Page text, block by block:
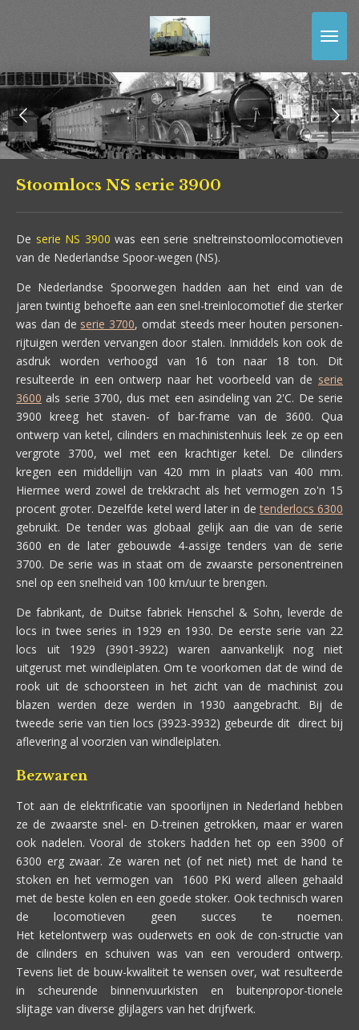
de
hoofdinhoud
Stoomlocs NS serie 3900
De serie NS 3900 was een serie sneltreinstoomlocomotieven
van de Nederlandse Spoor-wegen (NS).
De Nederlandse Spoorwegen hadden aan het eind van de
jaren twintig behoefte aan een snel-treinlocomotief die sterker
was dan de serie 3700, omdat steeds meer houten personen-
rijtuigen werden vervangen door stalen. Inmiddels kon ook de
asdruk worden verhoogd van 16 ton naar 18 ton. Dit
resulteerde in een ontwerp naar het voorbeeld van de serie
3600 als serie 3700, dus met een asindeling van 2'C. De serie
3900 kreeg het staven- of bar-frame van de 3600. Qua
ontwerp van ketel, cilinders en machinistenhuis leek ze op een
vergrote 3700, wel met een krachtiger ketel. De cilinders
kregen een middellijn van 420 mm in plaats van 400 mm.
Hiermee werd zowel de trekkracht als het vermogen zo'n 15
procent groter. Dezelfde ketel werd later in detenderlocs 6300
gebruikt. De tender was globaal gelijk aan die van de serie
3600 en de later gebouwde 4-assige tenders van de serie
3700. De serie was in staat om de zwaarste personentreinen
snel op een snelheid van 100 km/uur te brengen.
De fabrikant, de Duitse fabriek Henschel & Sohn, leverde de
locs in twee series in 1929 en 1930. De eerste serie van 22
locs uit 1929 (3901-3922) waren aanvankelijk nog niet
uitgerust met windleiplaten. Om te voorkomen dat de wind de
rook uit de schoorsteen in het zicht van de machinist zou
blazen werden deze werden in 1930 aangebracht. Bij de
tweede serie van tien locs (3923-3932) gebeurde dit direct bij
aflevering al voorzien van windleiplaten.
Bezwaren
Tot aan de elektrificatie van spoorlijnen in Nederland hebben
ze de zwaarste snel- en D-treinen getrokken, maar er waren
ook nadelen. Vooral de stokers hadden het op een 3900 of
6300 erg zwaar. Ze waren net (of net niet) met de hand te
stoken en het vermogen van 1600 PKi werd alleen gehaald
met de beste kolen en een goede stoker. Ook technisch waren
de locomotieven geen succes te noemen.
Het ketelontwerp was ouderwets en ook de con-structie van
de cilinders en schuiven was van een verouderd ontwerp.
Tevens liet de bouw-kwaliteit te wensen over, wat resulteerde
in scheurende binnenvuurkisten en buitenpropor-tionele
slijtage van diverse glijlagers van het drijfwerk.